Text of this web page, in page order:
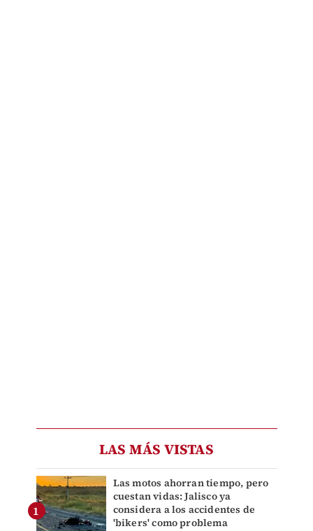
LAS MÁS VISTAS
Las motos ahorran tiempo, pero
cuestan vidas: Jalisco ya
considera a los accidentes de
'bikers' como problema